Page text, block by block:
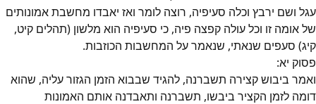
עגל ושם ירבץ וכלה סעיפיה, רוצה לומר ואז יאבדו מחשבת אמונותים
של אומה זו וכל עולה קפצה פיה, כי סעיפיה הוא מלשון (תהלים קיט,
קיג) סעפים שנאתי, שנאמר על המחשבות הכוזבות.
פסוק יא:
ואמר ביבוש קצירה תשברנה, להגיד שבבוא הזמן הגזור עליה, שהוא
דומה לזמן הקציר ביבשו, תשברנה ותאבדנה אותם האמונות